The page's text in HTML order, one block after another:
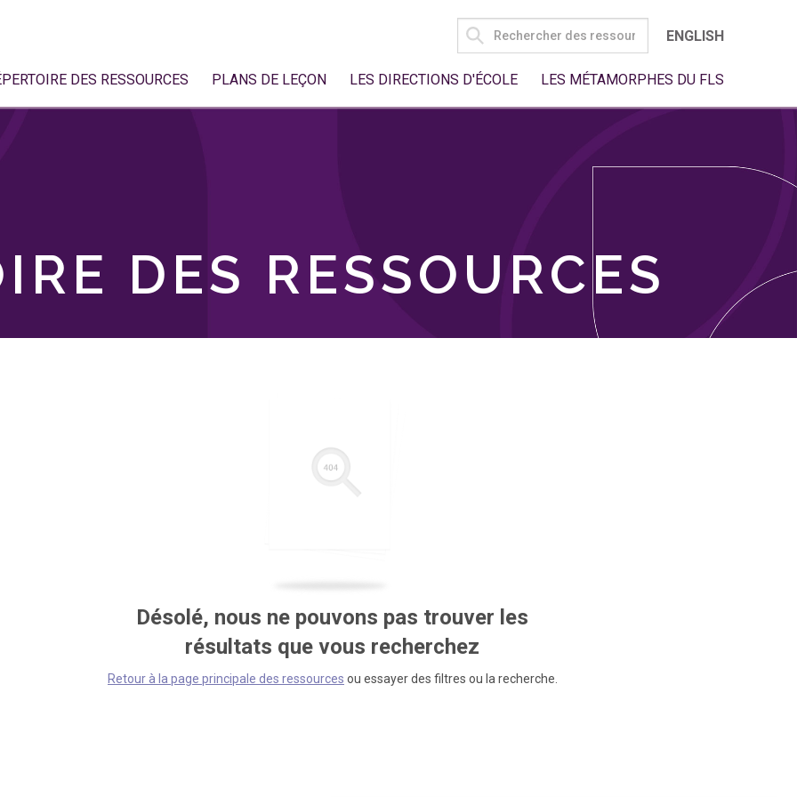
SEARCH
FOR:
ENGLISH
DES RESSOURCES PLANS DE LEÇON LES DIRECTIONS D'ÉCOLE LES MÉTAMORPHES DU FLS
DES RESSOURCES
Désolé, nous ne pouvons pas trouver les
résultats que vous recherchez
Retour à la page principale des ressources ou essayer des filtres ou la recherche.